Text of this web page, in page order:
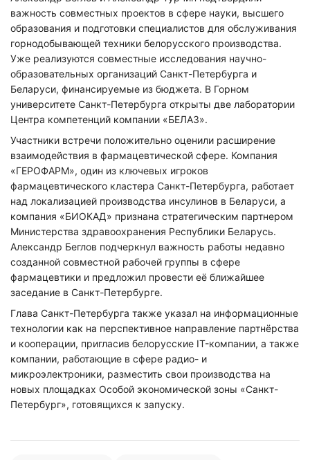
важность совместных проектов в сфере науки, высшего
образования и подготовки специалистов для обслуживания
горнодобывающей техники белорусского производства.
Уже реализуются совместные исследования научно-
образовательных организаций Санкт-Петербурга и
Беларуси, финансируемые из бюджета. В Горном
университете Санкт-Петербурга открыты две лаборатории
Центра компетенций компании «БЕЛАЗ».
Участники встречи положительно оценили расширение
взаимодействия в фармацевтической сфере. Компания
«ГЕРОФАРМ», один из ключевых игроков
фармацевтического кластера Санкт-Петербурга, работает
над локализацией производства инсулинов в Беларуси, а
компания «БИОКАД» признана стратегическим партнером
Министерства здравоохранения Республики Беларусь.
Александр Беглов подчеркнул важность работы недавно
созданной совместной рабочей группы в сфере
фармацевтики и предложил провести её ближайшее
заседание в Санкт-Петербурге.
Глава Санкт-Петербурга также указал на информационные
технологии как на перспективное направление партнёрства
и кооперации, пригласив белорусские IT-компании, а также
компании, работающие в сфере радио- и
микроэлектроники, разместить свои производства на
новых площадках Особой экономической зоны «Санкт-
Петербург», готовящихся к запуску.
Нажимая на кнопку "Отправить" вы
соглашаетесь сполитикой конфиденциальности